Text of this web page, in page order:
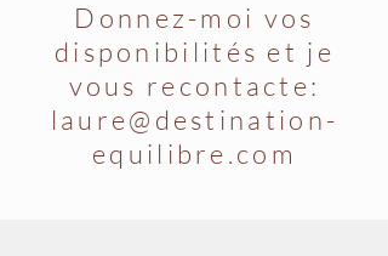
Donnez-moi vos
disponibilités et je
vous recontacte:
laure@destination-
equilibre.com